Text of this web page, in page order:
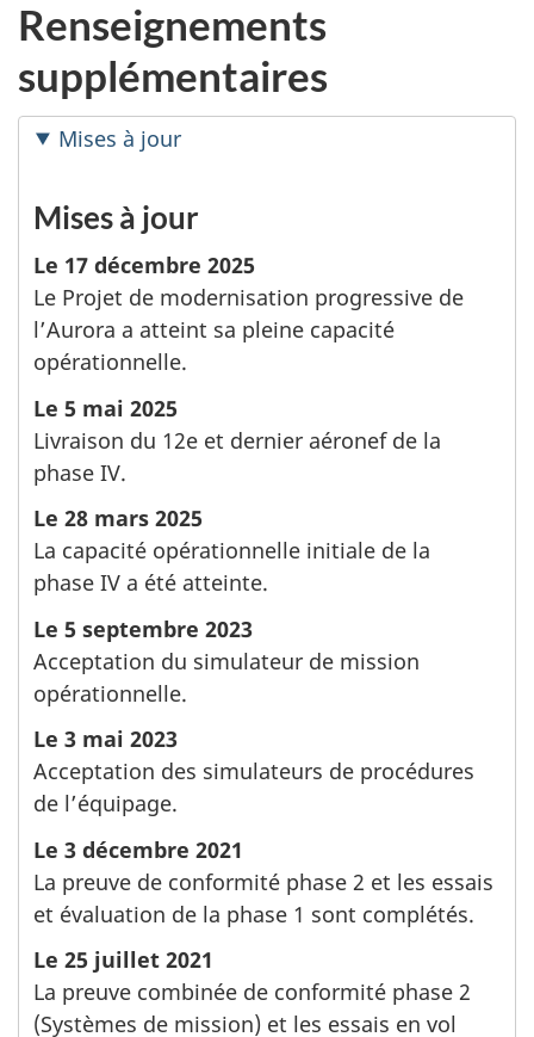
Renseignements
supplémentaires
Mises à jour
Mises à jour
Le 17 décembre 2025
Le Projet de modernisation progressive de
l’Aurora a atteint sa pleine capacité
opérationnelle.
Le 5 mai 2025
Livraison du 12e et dernier aéronef de la
phase IV.
Le 28 mars 2025
La capacité opérationnelle initiale de la
phase IV a été atteinte.
Le 5 septembre 2023
Acceptation du simulateur de mission
opérationnelle.
Le 3 mai 2023
Acceptation des simulateurs de procédures
de l’équipage.
Le 3 décembre 2021
La preuve de conformité phase 2 et les essais
et évaluation de la phase 1 sont complétés.
Le 25 juillet 2021
La preuve combinée de conformité phase 2
(Systèmes de mission) et les essais en vol